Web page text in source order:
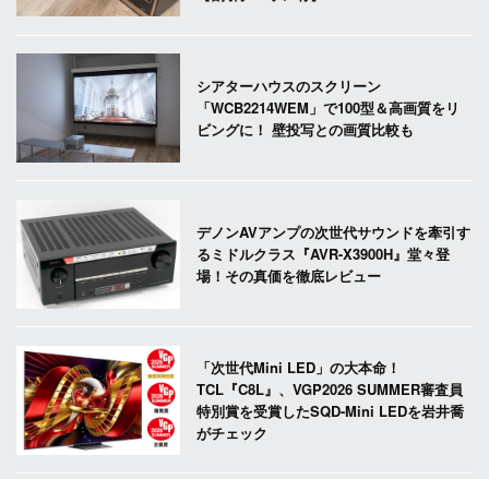
シアターハウスのスクリーン
「WCB2214WEM」で100型＆高画質をリ
ビングに！ 壁投写との画質比較も
デノンAVアンプの次世代サウンドを牽引す
るミドルクラス『AVR-X3900H』堂々登
場！その真価を徹底レビュー
「次世代Mini LED」の大本命！
TCL『C8L』、VGP2026 SUMMER審査員
特別賞を受賞したSQD-Mini LEDを岩井喬
がチェック